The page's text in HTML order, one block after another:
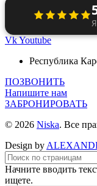
VkYoutube
Республика
ПОЗВОНИТЬ
Напишите нам
ЗАБРОНИРОВАТЬ
© 2026 Niska. Все
Design by
Начните вводить
ищете.